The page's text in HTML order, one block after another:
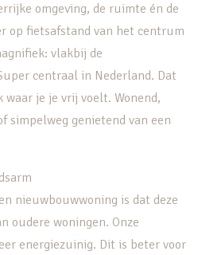
omgeving, de ruimte én de
op fietsafstand van het centrum
vlakbij de
centraal in Nederland. Dat
je je vrij voelt. Wonend,
simpelweg genietend van een
nieuwbouwwoning is dat deze
oudere woningen. Onze
energiezuinig. Dit is beter voor